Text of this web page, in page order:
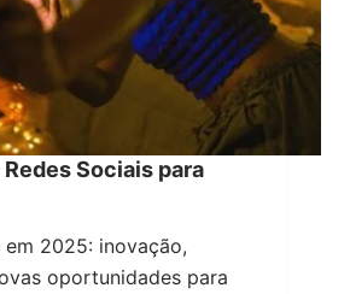
Sociais para
em 2025: inovação,
oportunidades para